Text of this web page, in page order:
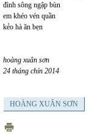
đình sông ngập bùn
em khéo vén quần
kẻo hà ăn bẹn
hoàng xuân sơn
24 tháng chín 2014
HOÀNG XUÂN SƠN